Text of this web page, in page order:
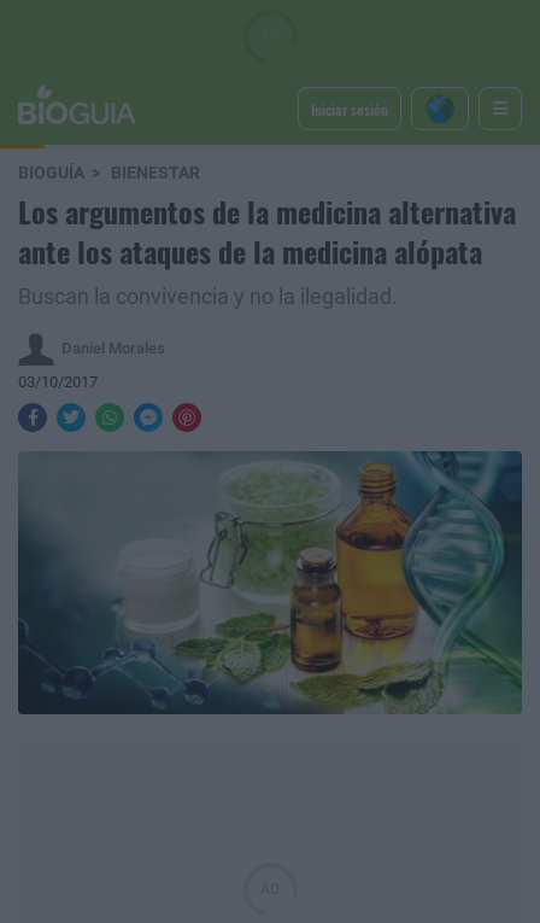
Iniciar sesión
BIOGUÍA BIENESTAR
Los argumentos de la medicina alternativa
ante los ataques de la medicina alópata
Buscan la convivencia y no la ilegalidad.
Daniel Morales
03/10/2017